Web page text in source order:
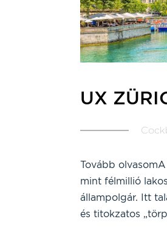
UX
Tovább
mint félmillió
állampolgár. Itt
és titokzatos